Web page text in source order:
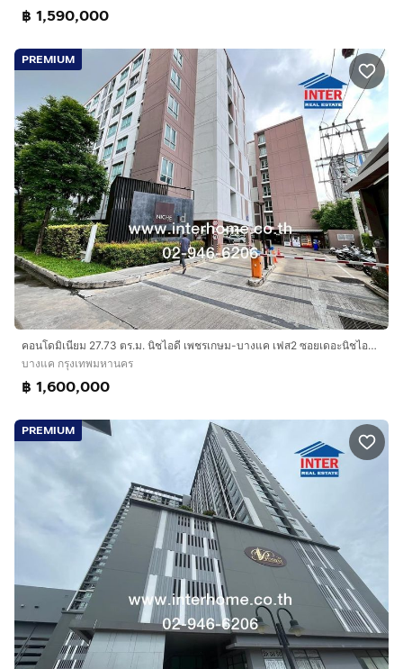
฿ 1,590,000
PREMIUM
คอนโดมิเนียม 27.73 ตร.ม. นิชไอดี เพชรเกษม-บางแค เฟส2 ซอยเดอะนิชไอดี บางแค ถนนบางแค ถนนเทอดไท เขตบางแค กรุงเทพมหานคร
บางแค กรุงเทพมหานคร
฿ 1,600,000
PREMIUM